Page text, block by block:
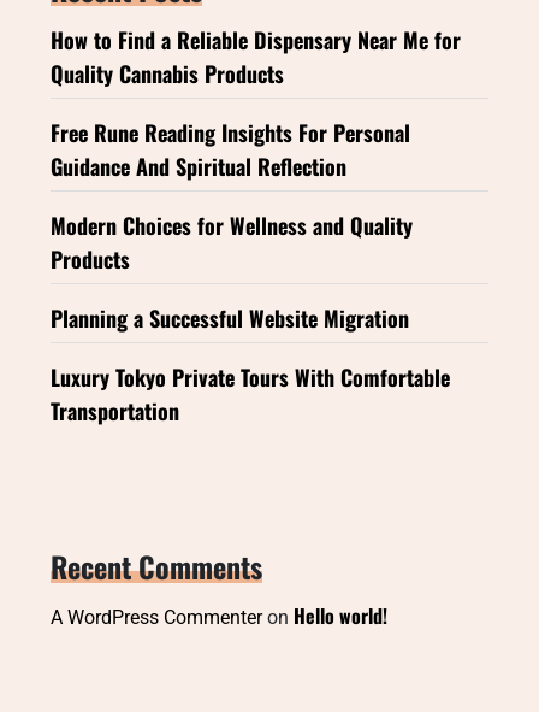
How to Find a Reliable Dispensary Near Me for
Quality Cannabis Products
Free Rune Reading Insights For Personal
Guidance And Spiritual Reflection
Modern Choices for Wellness and Quality
Products
Planning a Successful Website Migration
Luxury Tokyo Private Tours With Comfortable
Transportation
Recent Comments
A WordPress Commenteron Hello world!